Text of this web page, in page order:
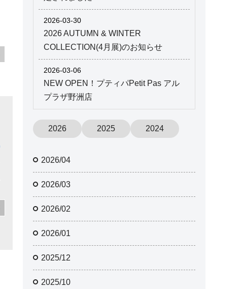
2026-03-30
2026 AUTUMN & WINTER
COLLECTION(4月展)のお知らせ
2026-03-06
NEW OPEN！プティパPetit Pas アル
プラザ野洲店
2026 2025 2024
2026/04
2026/03
2026/02
2026/01
2025/12
2025/10